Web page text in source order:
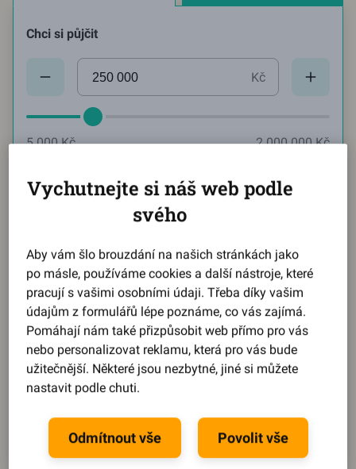
Chci si půjčit
Kč
Aktuální hodnota:
5 000 Kč 2 000 000 Kč
Měsíčně chci splácet
Aktuální hodnota:2584
2 584 Kč 21 742 Kč
Reprezentativní příklad
Během pár kroků se dozvíte,jaký můžete získat úrok
Splátku, dobu splácení i výši půjčkysi pak upravíte
na míru podle svého.
Spočítat půjčku
Vychutnejte si náš web podle
svého
Aby vám šlo brouzdání na našich stránkách jako
po másle, používáme cookies a další nástroje, které
pracují s vašimi osobními údaji. Třeba díky vašim
údajům z formulářů lépe poznáme, co vás zajímá.
Pomáhají nám také přizpůsobit web přímo pro vás
nebo personalizovat reklamu, která pro vás bude
užitečnější. Některé jsou nezbytné, jiné si můžete
nastavit podle chuti.
Odmítnout vše Povolit vše